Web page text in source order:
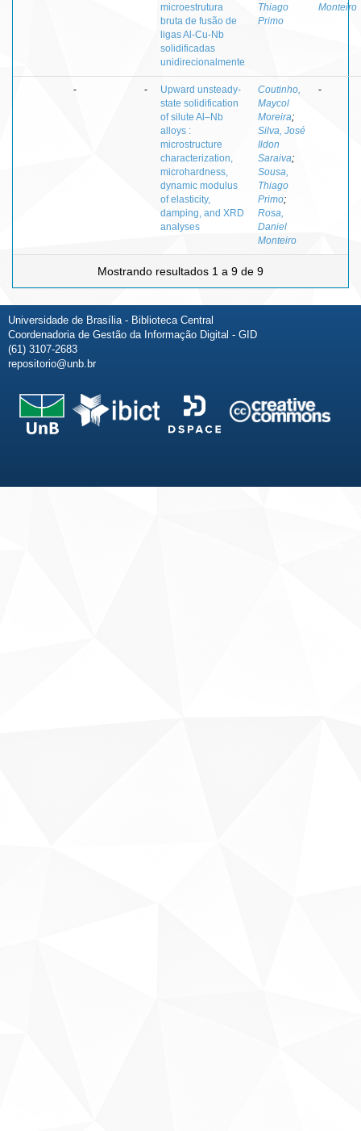
microestrutura
bruta de fusão de
ligas Al-Cu-Nb
solidificadas
unidirecionalmente
Thiago
Primo
Monteiro
- -
Upward unsteady-
state solidification
of silute Al–Nb
alloys :
microstructure
characterization,
microhardness,
dynamic modulus
of elasticity,
damping, and XRD
analyses
Coutinho,
Maycol
Moreira;
Silva, José
Ildon
Saraiva;
Sousa,
Thiago
Primo;
Rosa,
Daniel
Monteiro
-
Mostrando resultados 1 a 9 de 9
Universidade de Brasília - Biblioteca Central
Coordenadoria de Gestão da Informação Digital - GID
(61) 3107-2683
repositorio@unb.br